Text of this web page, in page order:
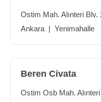
Ostim Mah. Alınteri Blv.
Ankara | Yenimahalle
Beren Civata
Ostim Osb Mah.